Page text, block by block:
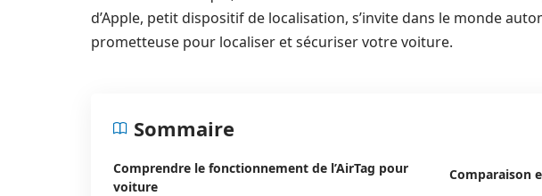
d’Apple, petit dispositif de localisation, s’invite dans le monde
prometteuse pour localiser et sécuriser votre voiture.
Sommaire
Comprendre le fonctionnement de l’AirTag pour
voiture
Comparaison